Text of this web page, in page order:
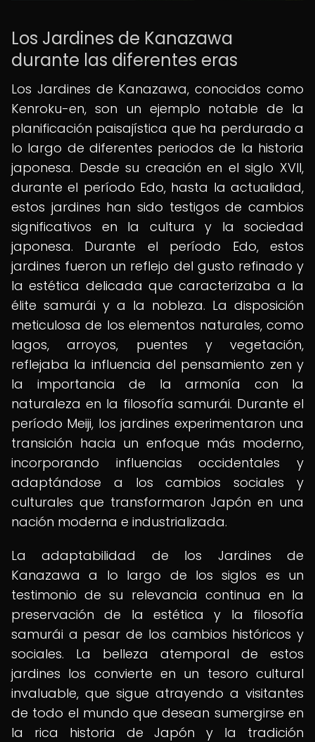
Los Jardines de Kanazawa
durante las diferentes eras
Los Jardines de Kanazawa, conocidos como
Kenroku-en, son un ejemplo notable de la
planificación paisajística que ha perdurado a
lo largo de diferentes periodos de la historia
japonesa. Desde su creación en el siglo XVII,
durante el período Edo, hasta la actualidad,
estos jardines han sido testigos de cambios
significativos en la cultura y la sociedad
japonesa. Durante el período Edo, estos
jardines fueron un reflejo del gusto refinado y
la estética delicada que caracterizaba a la
élite samurái y a la nobleza. La disposición
meticulosa de los elementos naturales, como
lagos, arroyos, puentes y vegetación,
reflejaba la influencia del pensamiento zen y
la importancia de la armonía con la
naturaleza en la filosofía samurái. Durante el
período Meiji, los jardines experimentaron una
transición hacia un enfoque más moderno,
incorporando influencias occidentales y
adaptándose a los cambios sociales y
culturales que transformaron Japón en una
nación moderna e industrializada.
La adaptabilidad de los Jardines de
Kanazawa a lo largo de los siglos es un
testimonio de su relevancia continua en la
preservación de la estética y la filosofía
samurái a pesar de los cambios históricos y
sociales. La belleza atemporal de estos
jardines los convierte en un tesoro cultural
invaluable, que sigue atrayendo a visitantes
de todo el mundo que desean sumergirse en
la rica historia de Japón y la tradición